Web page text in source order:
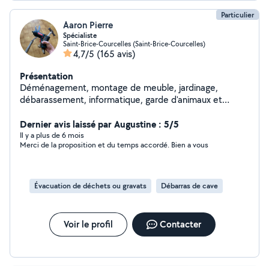
Particulier
Aaron Pierre
Spécialiste
Saint-Brice-Courcelles (Saint-Brice-Courcelles)
4,7/5 (165 avis)
Présentation
Déménagement, montage de meuble, jardinage,
débarassement, informatique, garde d'animaux et
quelque chose, je sais presque tout faire et même si je
ne sais pas le faire, je trouverai quelqu'un pour vous
aider
Dernier avis laissé par Augustine : 5/5
Il y a plus de 6 mois
Merci de la proposition et du temps accordé. Bien a vous
Évacuation de déchets ou gravats Débarras de cave
Voir le profil Contacter